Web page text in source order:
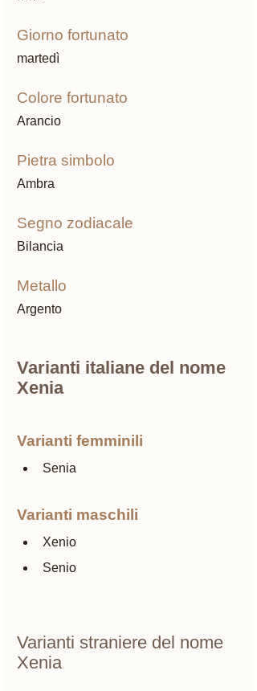
Giorno fortunato
martedì
Colore fortunato
Arancio
Pietra simbolo
Ambra
Segno zodiacale
Bilancia
Metallo
Argento
Varianti italiane del nome
Xenia
Varianti femminili
Senia
Varianti maschili
Xenio
Senio
Varianti straniere del nome
Xenia